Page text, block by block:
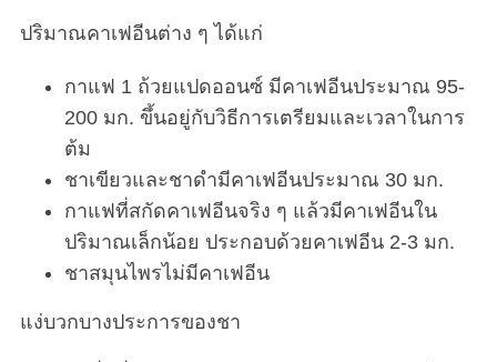
ปริมาณคาเฟอีนต่าง ๆ ได้แก่
กาแฟ 1 ถ้วยแปดออนซ์ มีคาเฟอีนประมาณ 95-
200 มก. ขึ้นอยู่กับวิธีการเตรียมและเวลาในการ
ต้ม
ชาเขียวและชาดำมีคาเฟอีนประมาณ 30 มก.
กาแฟที่สกัดคาเฟอีนจริง ๆ แล้วมีคาเฟอีนใน
ปริมาณเล็กน้อย ประกอบด้วยคาเฟอีน 2-3 มก.
ชาสมุนไพรไม่มีคาเฟอีน
แง่บวกบางประการของชา